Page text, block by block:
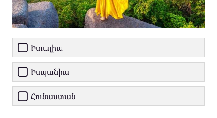
Իտալիա
Իսպանիա
Հունաստան